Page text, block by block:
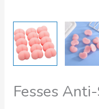
Fesses